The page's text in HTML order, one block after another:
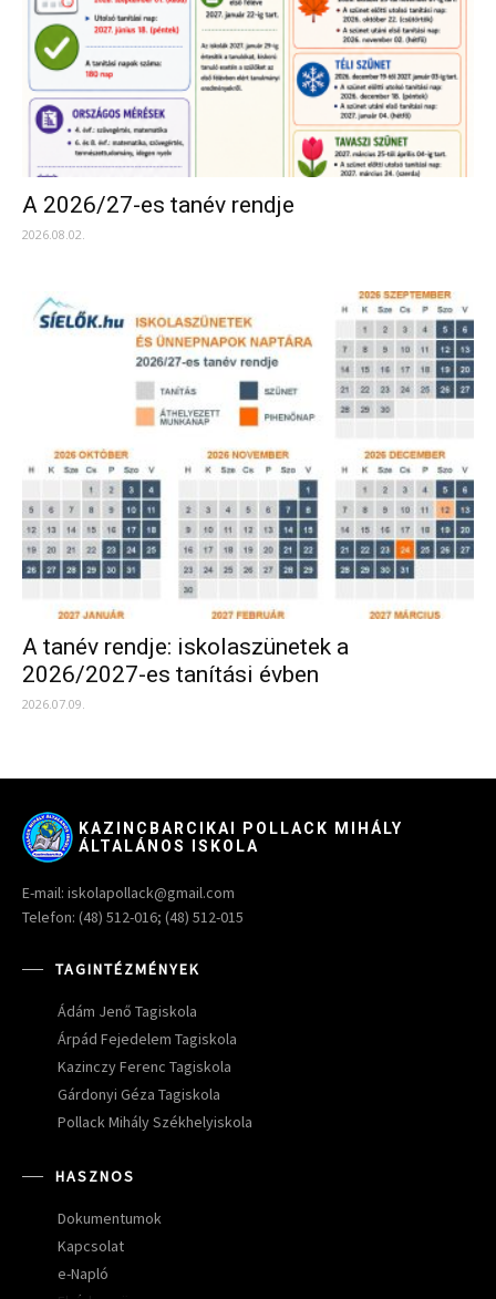
A 2026/27-es tanév rendje
2026.08.02.
A tanév rendje: iskolaszünetek a
2026/2027-es tanítási évben
2026.07.09.
KAZINCBARCIKAI POLLACK MIHÁLY
ÁLTALÁNOS ISKOLA
E-mail: iskolapollack@gmail.com
Telefon: (48) 512-016; (48) 512-015
TAGINTÉZMÉNYEK
Ádám Jenő Tagiskola
Árpád Fejedelem Tagiskola
Kazinczy Ferenc Tagiskola
Gárdonyi Géza Tagiskola
Pollack Mihály Székhelyiskola
HASZNOS
Dokumentumok
Kapcsolat
e-Napló